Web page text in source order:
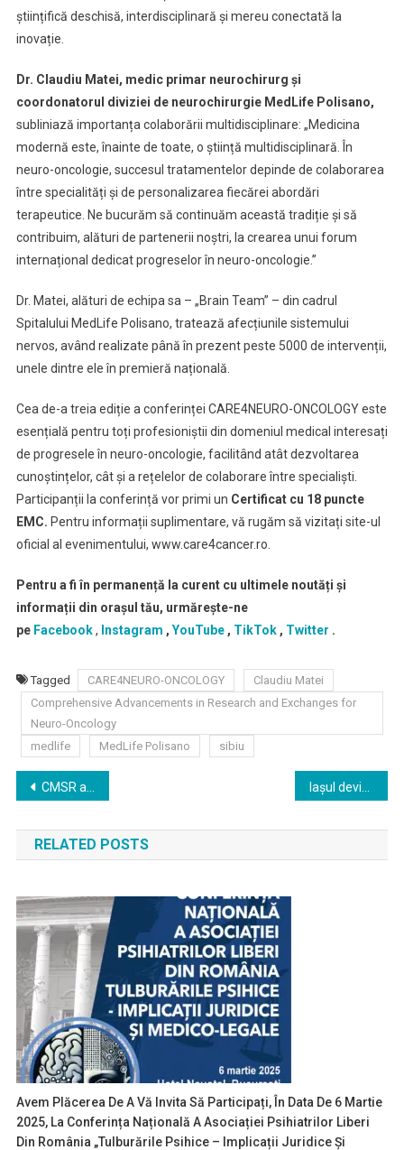
științifică deschisă, interdisciplinară și mereu conectată la
inovație.
Dr. Claudiu Matei, medic primar neurochirurg și
coordonatorul diviziei de neurochirurgie MedLife Polisano,
subliniază importanța colaborării multidisciplinare: „Medicina
modernă este, înainte de toate, o știință multidisciplinară. În
neuro-oncologie, succesul tratamentelor depinde de colaborarea
între specialități și de personalizarea fiecărei abordări
terapeutice. Ne bucurăm să continuăm această tradiție și să
contribuim, alături de partenerii noștri, la crearea unui forum
internațional dedicat progreselor în neuro-oncologie.”
Dr. Matei, alături de echipa sa – „Brain Team” – din cadrul
Spitalului MedLife Polisano, tratează afecțiunile sistemului
nervos, având realizate până în prezent peste 5000 de intervenții,
unele dintre ele în premieră națională.
Cea de-a treia ediție a conferinței CARE4NEURO-ONCOLOGY este
esențială pentru toți profesioniștii din domeniul medical interesați
de progresele în neuro-oncologie, facilitând atât dezvoltarea
cunoștințelor, cât și a rețelelor de colaborare între specialiști.
Participanții la conferință vor primi un Certificat cu 18 puncte
EMC. Pentru informații suplimentare, vă rugăm să vizitați site-ul
oficial al evenimentului, www.care4cancer.ro.
Pentru a fi în permanență la curent cu ultimele noutăți și
informații din orașul tău, urmărește-ne
pe Facebook, Instagram , YouTube, TikTok, Twitter .
Tagged CARE4NEURO-ONCOLOGY
Claudiu Matei
Comprehensive Advancements in Research and Exchanges for
Neuro-Oncology
medlife
MedLife Polisano sibiu
Navigare
în
articole
CMSR a inițiat demersurile privind actualizarea tematicii și bibliografiei manualului de admitere în rezidențiat
RELATED POSTS
Avem Plăcerea De A Vă Invita Să Participați, În Data De 6 Martie
2025, La Conferința Națională A Asociației Psihiatrilor Liberi
Din România „Tulburările Psihice – Implicații Juridice Și